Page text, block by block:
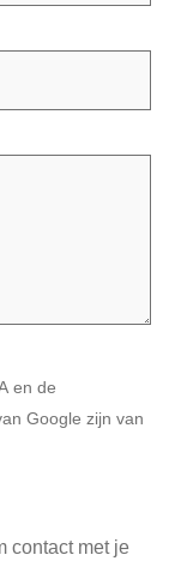
en de
Google zijn van
contact met je